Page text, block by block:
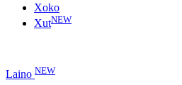
Xoko
XutNEW
Laino NEW